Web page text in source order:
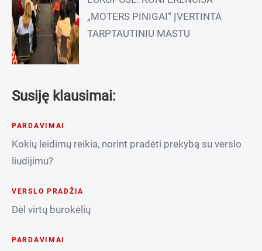
„MOTERS PINIGAI“ ĮVERTINTA
TARPTAUTINIU MASTU
Susiję klausimai:
PARDAVIMAI
Kokių leidimų reikia, norint pradėti prekybą su verslo
liudijimu?
VERSLO PRADŽIA
Dėl virtų burokėlių
PARDAVIMAI